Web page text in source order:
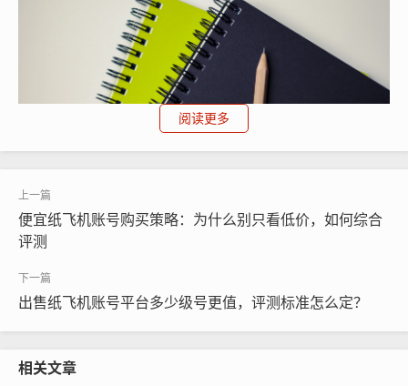
纸飞机账号购买, 在线购买tg账号, 电报聊天账号购买,wdd
预算起步
账号的价格，便宜的纸飞机账号价格在几十元到几百元不
阅读更多
便宜纸飞机账号购买策略：为什么别只看低价，如何综合
评测
出售纸飞机账号平台多少级号更值，评测标准怎么定？
相关文章